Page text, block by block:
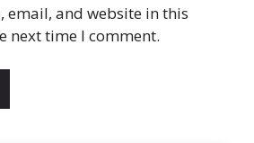
email, and website in this
next time I comment.